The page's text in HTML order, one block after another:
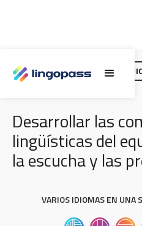
ESCUCHAR E INTERROGAR
Desarrollar las
lingüísticas del
la escucha y las
VARIOS IDIOMAS EN UNA